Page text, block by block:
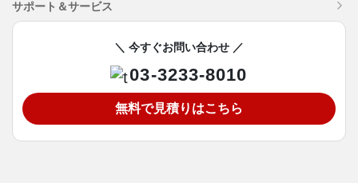
サポート＆サービス
＼ 今すぐお問い合わせ ／
03-3233-8010
無料で見積りはこちら